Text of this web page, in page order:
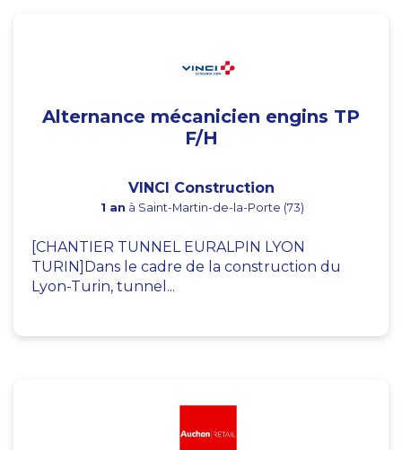
Alternance mécanicien engins TP
F/H
VINCI Construction
1 an à Saint-Martin-de-la-Porte (73)
[CHANTIER TUNNEL EURALPIN LYON
TURIN]Dans le cadre de la construction du
Lyon-Turin, tunnel...